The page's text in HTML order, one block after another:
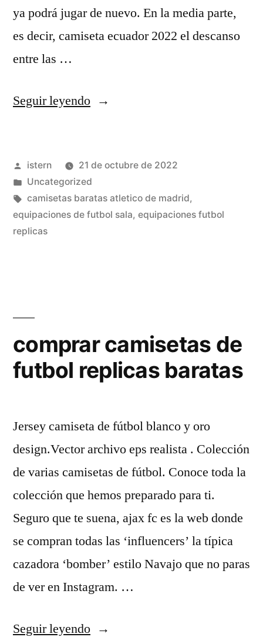
ya podrá jugar de nuevo. En la media parte,
es decir, camiseta ecuador 2022 el descanso
entre las …
Seguir leyendo«camisetas
Publicado
por
istern
21 de octubre de 2022
Publicado
en
Uncategorized
Etiquetas:
camisetas baratas atletico de madrid,
equipaciones de futbol sala, equipaciones futbol
replicas
comprar camisetas de
futbol replicas baratas
Jersey camiseta de fútbol blanco y oro
design.Vector archivo eps realista . Colección
de varias camisetas de fútbol. Conoce toda la
colección que hemos preparado para ti.
Seguro que te suena, ajax fc es la web donde
se compran todas las ‘influencers’ la típica
cazadora ‘bomber’ estilo Navajo que no paras
de ver en Instagram. …
Seguir leyendo«comprar